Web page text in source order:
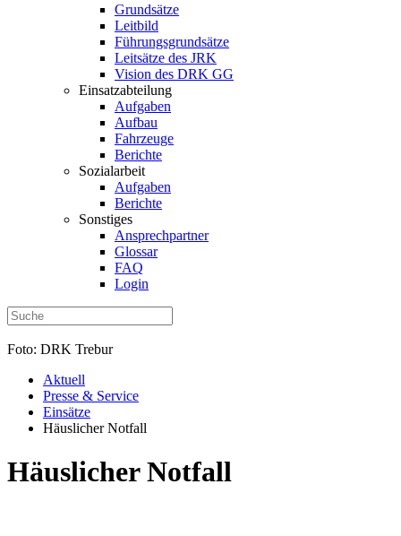
Grundsätze
Leitbild
Führungsgrundsätze
Leitsätze des JRK
Vision des DRK GG
Einsatzabteilung
Aufgaben
Aufbau
Fahrzeuge
Berichte
Sozialarbeit
Aufgaben
Berichte
Sonstiges
Ansprechpartner
Glossar
FAQ
Login
Foto: DRK Trebur
Aktuell
Presse & Service
Einsätze
Häuslicher Notfall
Häuslicher Notfall